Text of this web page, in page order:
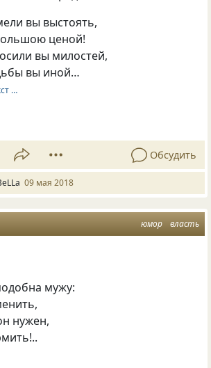
вы выстоять,
ценой!
вы милостей,
вы иной…
…
Обсудить
09 мая 2018
юмор власть
мужу:
нужен,